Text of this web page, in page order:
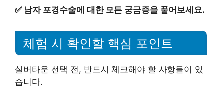
✅ 남자 포경수술에 대한 모든 궁금증을 풀어보세요.
체험 시 확인할 핵심 포인트
실버타운 선택 전, 반드시 체크해야 할 사항들이 있
습니다.